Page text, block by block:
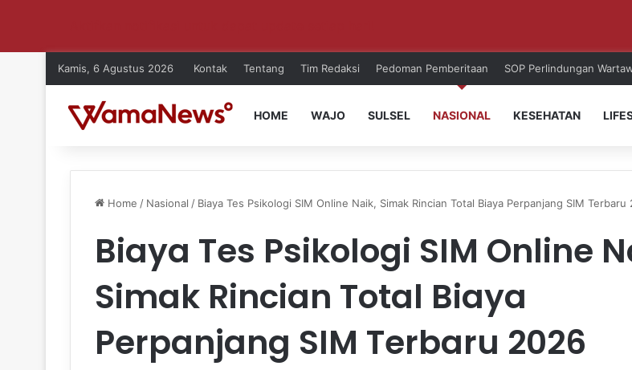
Kamis, 6 Agustus 2026 Kontak Tentang Tim Redaksi Pedoman Pemberitaan SOP Perlindungan
HOME WAJO SULSEL NASIONAL KESEHATAN
Home / Nasional / Biaya Tes Psikologi SIM Online Naik, Simak Rincian Total Biaya Perpanjang SIM Terbaru
Biaya Tes Psikologi SIM Online
Simak Rincian Total Biaya
Perpanjang SIM Terbaru 2026